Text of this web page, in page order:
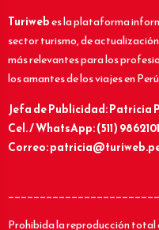
Turiwebes la plataforma
sector turismo, de
más relevantes para los
los amantes de los viajes en
Jefa de Publicidad: Patricia
Cel. / WhatsApp: (511)
Correo:
Prohibida la reproducción total